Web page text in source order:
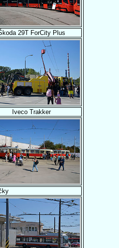
29T ForCity Plus
Iveco Trakker